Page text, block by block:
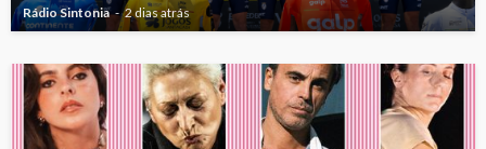
Rádio Sintonia 2 dias atrás